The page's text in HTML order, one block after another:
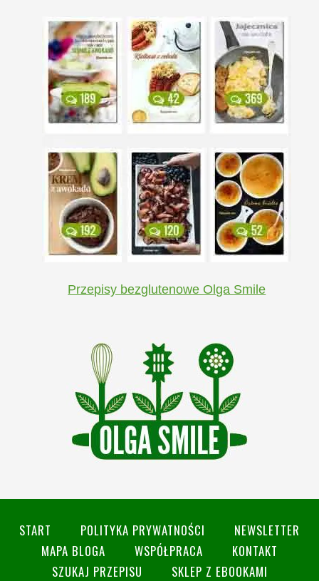
Przepisy bezglutenowe Olga Smile
START POLITYKA PRYWATNOŚCI
NEWSLETTER
MAPA BLOGA
WSPÓŁPRACA
KONTAKT
SZUKAJ PRZEPISU
SKLEP Z EBOOKAMI